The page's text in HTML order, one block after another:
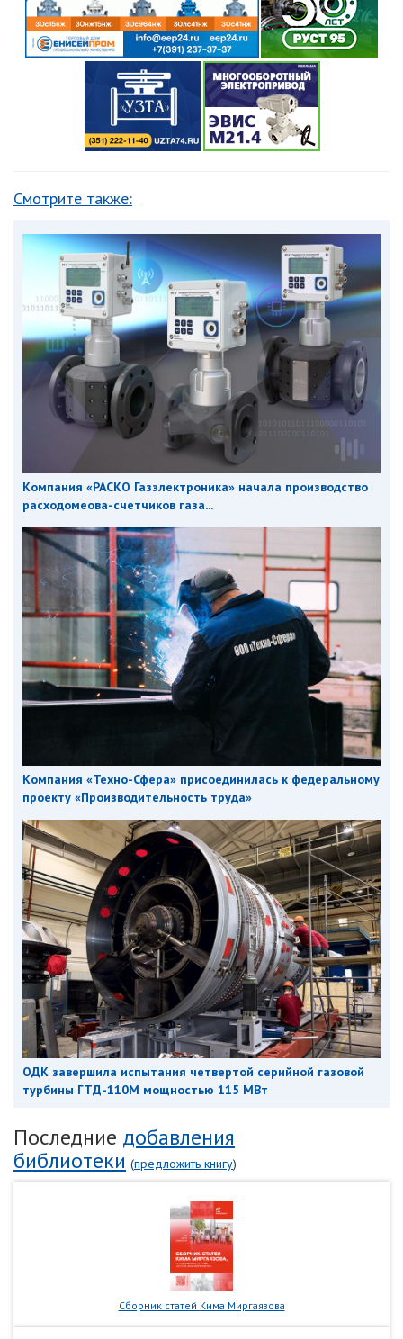
Смотрите также:
Компания «РАСКО Газэлектроника» начала производство
расходомеова-счетчиков газа...
Компания «Техно-Сфера» присоединилась к федеральному
проекту «Производительность труда»
ОДК завершила испытания четвертой серийной газовой
турбины ГТД-110М мощностью 115 МВт
Последние добавления
библиотеки (предложить книгу)
Сборник статей Кима Миргаязова